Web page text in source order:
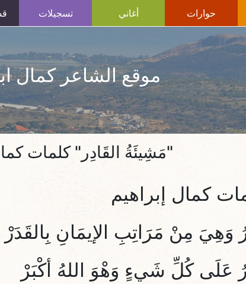
حوارات أغاني تسجيلات
موقع الشاعر كمال
"مَشِيئَةُ القَادِر" كلمات
كمال إبراهيم
وَهِيَ مِنْ مَرَاتِبِ الإيمَانِ بِالقَدَرْ
عَلَى كُلِّ شَيءٍ وَهْوَ اللهُ أكْبَرْ